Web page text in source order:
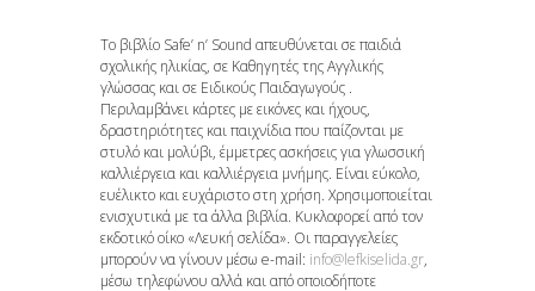
Το βιβλίο Safe’ n’ Sound απευθύνεται σε παιδιά
σχολικής ηλικίας, σε Καθηγητές της Αγγλικής
γλώσσας και σε Ειδικούς Παιδαγωγούς .
Περιλαμβάνει κάρτες με εικόνες και ήχους,
δραστηριότητες και παιχνίδια που παίζονται με
στυλό και μολύβι, έμμετρες ασκήσεις για γλωσσική
καλλιέργεια και καλλιέργεια μνήμης. Είναι εύκολο,
ευέλικτο και ευχάριστο στη χρήση. Χρησιμοποιείται
ενισχυτικά με τα άλλα βιβλία. Κυκλοφορεί από τον
εκδοτικό οίκο «Λευκή σελίδα». Οι παραγγελείες
μπορούν να γίνουν μέσω e-mail: info@lefkiselida.gr,
μέσω τηλεφώνου αλλά και από οποιοδήποτε